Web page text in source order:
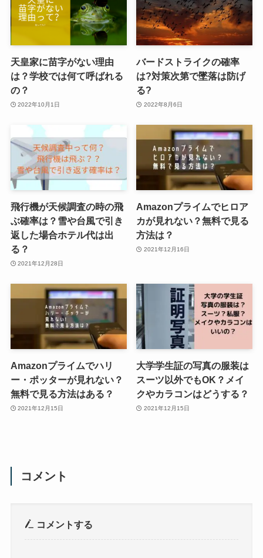
天皇家に苗字がない理由
は？学校では何て呼ばれる
の？
2022年10月1日
バードストライクの確率
は?対策次第で墜落は防げ
る?
2022年8月6日
飛行機が天候調査の時の飛
ぶ確率は？雪や台風で引き
返した場合ホテル代は出
る？
2021年12月28日
Amazonプライムでヒロア
カが見れない？無料で見る
方法は？
2021年12月16日
Amazonプライムでハリ
ー・ポッターが見れない？
無料で見る方法はある？
2021年12月15日
大学学生証の写真の服装は
スーツ以外でもOK？メイ
クやカラコンはどうする？
2021年12月15日
コメント
コメントする